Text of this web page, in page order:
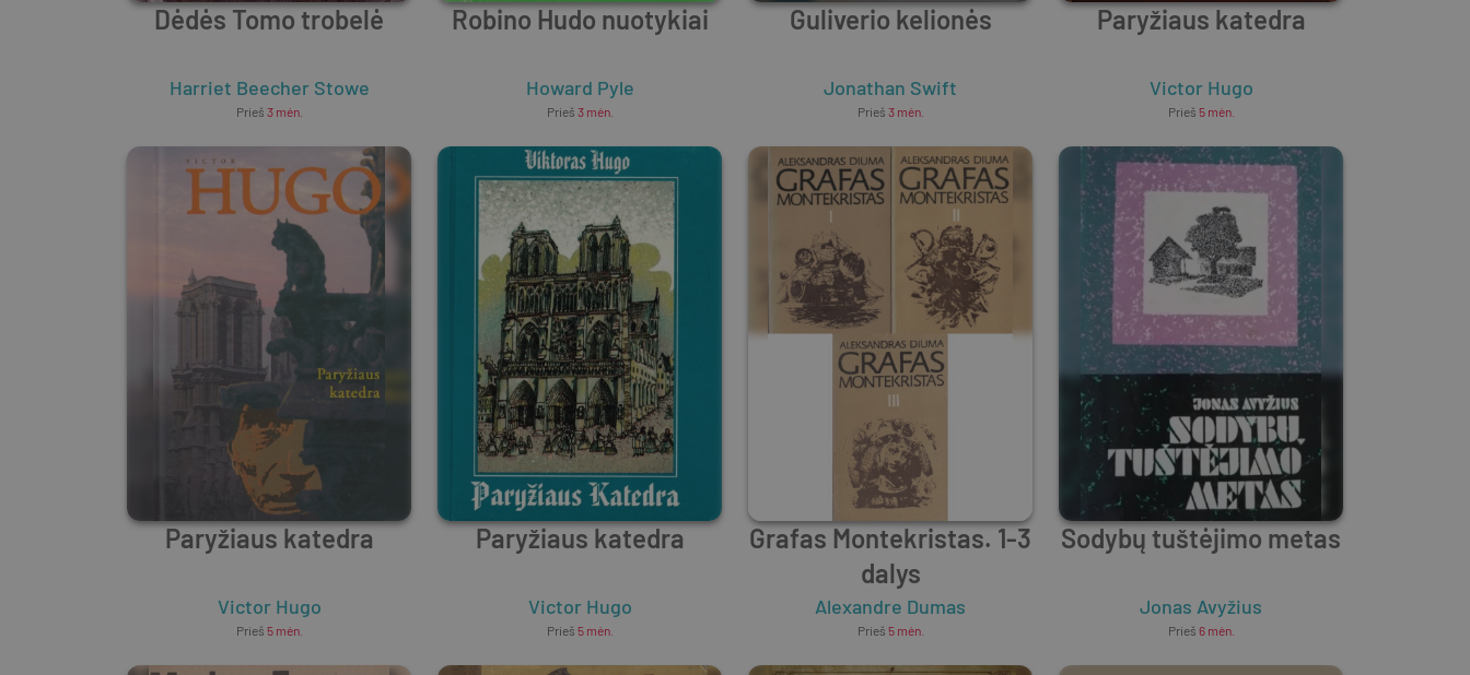
Dėdės Tomo trobelė
Harriet Beecher Stowe
Prieš 3 mėn.
Robino Hudo nuotykiai
Howard Pyle
Prieš 3 mėn.
Guliverio kelionės
Jonathan Swift
Prieš 3 mėn.
Paryžiaus katedra
Victor Hugo
Prieš 5 mėn.
Paryžiaus katedra
Victor Hugo
Prieš 5 mėn.
Paryžiaus katedra
Victor Hugo
Prieš 5 mėn.
Grafas Montekristas. 1-3
dalys
Alexandre Dumas
Prieš 5 mėn.
Sodybų tuštėjimo metas
Jonas Avyžius
Prieš 6 mėn.